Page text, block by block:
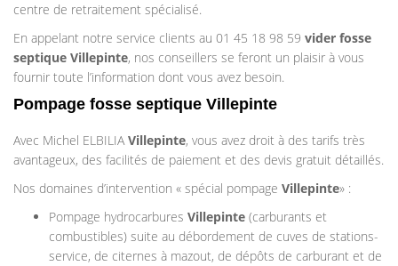
centre de retraitement spécialisé.
En appelant notre service clients au 01 45 18 98 59 vider fosse
septique Villepinte, nos conseillers se feront un plaisir à vous
fournir toute l’information dont vous avez besoin.
Pompage fosse septique Villepinte
Avec Michel ELBILIAVillepinte, vous avez droit à des tarifs très
avantageux, des facilités de paiement et des devis gratuit détaillés.
Nos domaines d’intervention « spécial pompage Villepinte» :
Pompage hydrocarbures Villepinte (carburants et
combustibles) suite au débordement de cuves de stations-
service, de citernes à mazout, de dépôts de carburant et de